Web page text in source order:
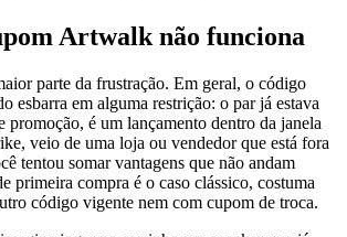
Artwalk não funciona
parte da frustração. Em geral, o código
esbarra em alguma restrição: o par já estava
promoção, é um lançamento dentro da janela
veio de uma loja ou vendedor que está fora
tentou somar vantagens que não andam
primeira compra é o caso clássico, costuma
código vigente nem com cupom de troca.